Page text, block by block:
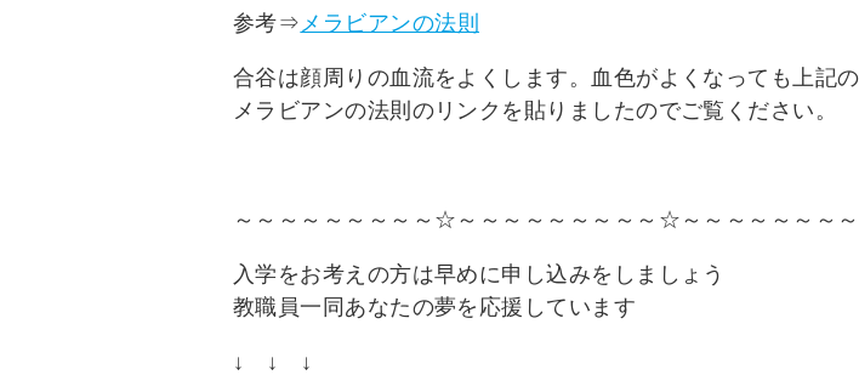
参考⇒メラビアンの法則
合谷は顔周りの血流をよくします。血色がよくなっても上記
メラビアンの法則のリンクを貼りましたのでご覧ください。
～～～～～～～～～☆～～～～～～～～～☆～～～～～～～
入学をお考えの方は早めに申し込みをしましょう
教職員一同あなたの夢を応援しています
↓ ↓ ↓